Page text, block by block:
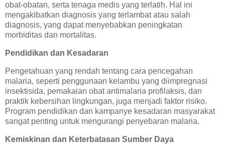
obat-obatan, serta tenaga medis yang terlatih. Hal ini
mengakibatkan diagnosis yang terlambat atau salah
diagnosis, yang dapat menyebabkan peningkatan
morbiditas dan mortalitas.
Pendidikan dan Kesadaran
Pengetahuan yang rendah tentang cara pencegahan
malaria, seperti penggunaan kelambu yang diimpregnasi
insektisida, pemakaian obat antimalaria profilaksis, dan
praktik kebersihan lingkungan, juga menjadi faktor risiko.
Program pendidikan dan kampanye kesadaran masyarakat
sangat penting untuk mengurangi penyebaran malaria.
Kemiskinan dan Keterbatasan Sumber Daya